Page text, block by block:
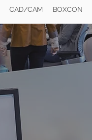
CAD/CAM BOXCON